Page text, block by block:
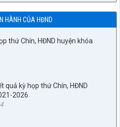
thông qua hình thức đấu giá
bản quy phạm pháp luật hết
phạm pháp luật hết hiệu lực
dân tỉnh Điện Biên ban hành
HÀNH CỦA HĐND
thứ Chín, HĐND huyện khóa
2026